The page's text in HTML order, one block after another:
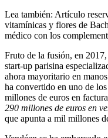
Lea también: Artículo
vitamínicas y flores de
médico con los
Fruto de la fusión, en
start-up parisina
ahora mayoritario en
ha convertido en uno de
millones de euros en
290 millones de euros en
que apunta a mil millones